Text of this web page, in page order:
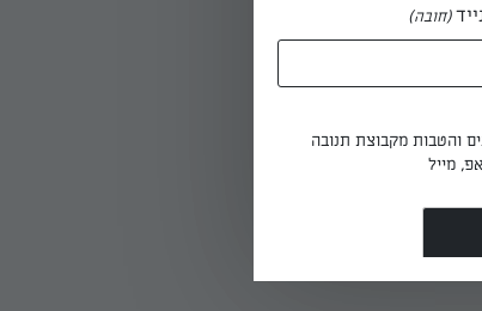
(חובה)
והטבות מקבוצת תנובה